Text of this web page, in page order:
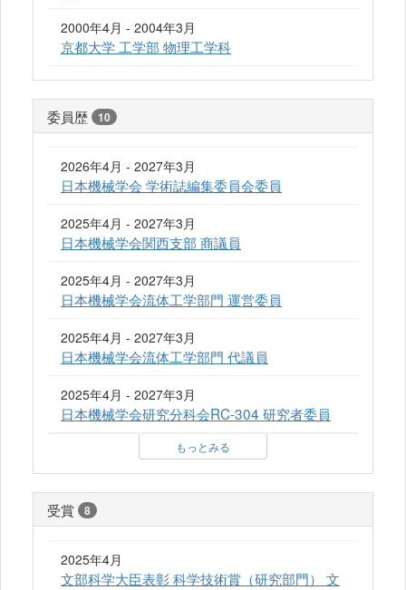
2000年4月 - 2004年3月
京都大学 工学部 物理工学科
委員歴 10
2026年4月 - 2027年3月
日本機械学会 学術誌編集委員会委員
2025年4月 - 2027年3月
日本機械学会関西支部 商議員
2025年4月 - 2027年3月
日本機械学会流体工学部門 運営委員
2025年4月 - 2027年3月
日本機械学会流体工学部門 代議員
2025年4月 - 2027年3月
日本機械学会研究分科会RC-304 研究者委員
もっとみる
受賞 8
2025年4月
文部科学大臣表彰 科学技術賞（研究部門） 文